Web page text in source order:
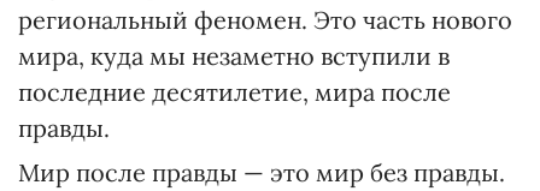
региональный феномен. Это часть нового
мира, куда мы незаметно вступили в
последние десятилетие, мира после
правды.
Мир после правды — это мир без правды.